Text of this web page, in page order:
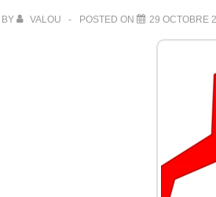
Part
BY VALOU POSTED ON 29 OCTOBRE